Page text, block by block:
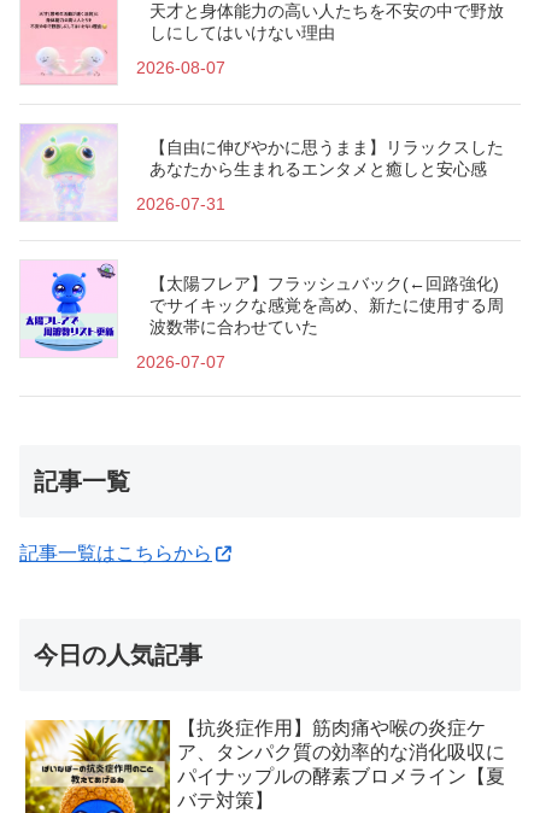
天才と身体能力の高い人たちを不安の中で野放
しにしてはいけない理由
2026-08-07
【自由に伸びやかに思うまま】リラックスした
あなたから生まれるエンタメと癒しと安心感
2026-07-31
【太陽フレア】フラッシュバック(←回路強化)
でサイキックな感覚を高め、新たに使用する周
波数帯に合わせていた
2026-07-07
記事一覧
記事一覧はこちらから
今日の人気記事
【抗炎症作用】筋肉痛や喉の炎症ケ
ア、タンパク質の効率的な消化吸収に
パイナップルの酵素ブロメライン【夏
バテ対策】